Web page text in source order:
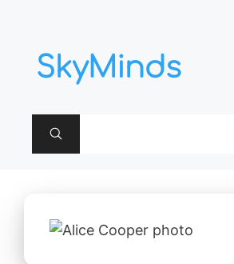
contenu